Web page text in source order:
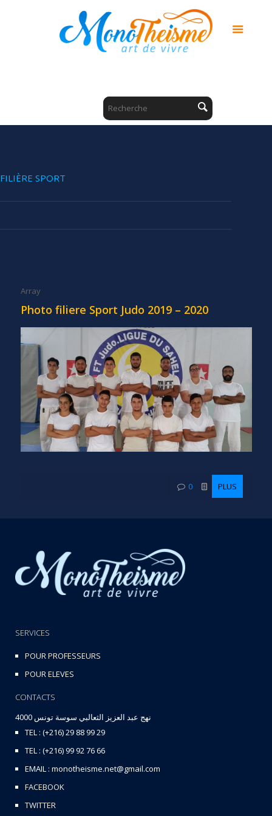
FILIÈRE SPORT
Array
Photo filiere Sport Judo 2019 – 2020
0 PLUS
SERVICES
POUR PROFESSEURS
POUR ELEVES
CONTACTS
نهج عبد العزيز الثعالبي سوسة تونس 4000
TEL : (+216) 29 88 99 29
TEL : (+216) 99 92 76 66
EMAIL : monotheisme.net@gmail.com
FACEBOOK
TWITTER